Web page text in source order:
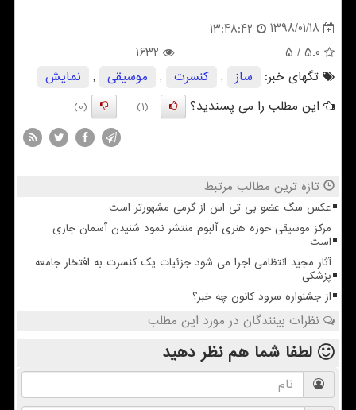
1398/01/18
13:48:42
5.0
/ 5
1632
تگهای خبر:
ساز , كنسرت , موسیقی ,
نمایش
این مطلب را می پسندید؟
(1)
(0)
تازه ترین مطالب مرتبط
عکس سگ عضو بی تی اس از گرمی مشهورتر است
مرکز موسیقی حوزه هنری آلبوم منتشر نمود شنیدن آسمان جاری
است
آثار مجید انتظامی اجرا می شود جزئیات یک کنسرت به افتخار جامعه
پزشکی
از جشنواره سرود کانون چه خبر؟
نظرات بینندگان در مورد این مطلب
لطفا شما همنظر دهید